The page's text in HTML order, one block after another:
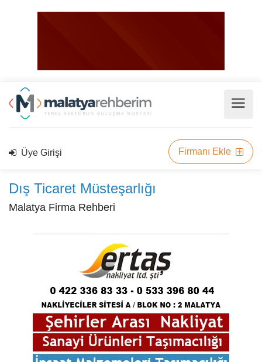
Üye Girişi Firmanı Ekle
Dış Ticaret Müsteşarlığı
Malatya Firma Rehberi